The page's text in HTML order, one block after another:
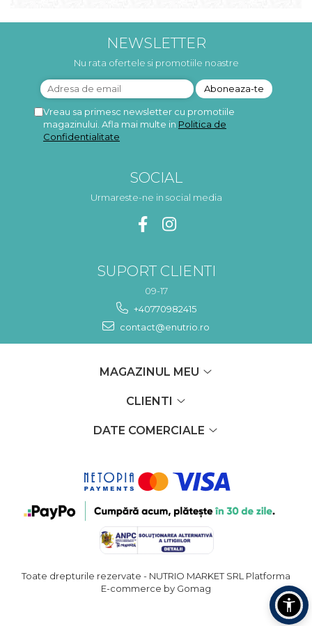
NEWSLETTER
Nu rata ofertele si promotiile noastre
Vreau sa primesc newsletter cu promotiile
magazinului. Afla mai multe in Politica de
Confidentialitate
SOCIAL
Urmareste-ne in social media
SUPORT CLIENTI
09-17
+40770982415
contact@enutrio.ro
MAGAZINUL MEU
CLIENTI
DATE COMERCIALE
Toate drepturile rezervate - NUTRIO MARKET SRL Platforma
E-commerce by Gomag